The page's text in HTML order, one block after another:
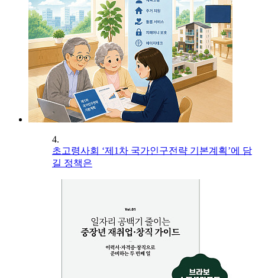
4.
초고령사회 ‘제1차 국가인구전략 기본계획’에 담
길 정책은